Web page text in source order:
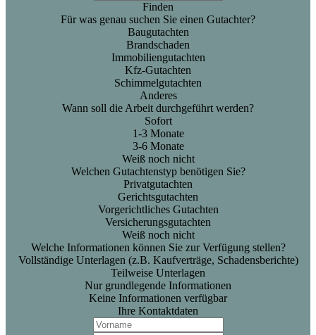
Finden
Für was genau suchen Sie einen Gutachter?
Baugutachten
Brandschaden
Immobiliengutachten
Kfz-Gutachten
Schimmelgutachten
Anderes
Wann soll die Arbeit durchgeführt werden?
Sofort
1-3 Monate
3-6 Monate
Weiß noch nicht
Welchen Gutachtenstyp benötigen Sie?
Privatgutachten
Gerichtsgutachten
Vorgerichtliches Gutachten
Versicherungsgutachten
Weiß noch nicht
Welche Informationen können Sie zur Verfügung stellen?
Vollständige Unterlagen (z.B. Kaufverträge, Schadensberichte)
Teilweise Unterlagen
Nur grundlegende Informationen
Keine Informationen verfügbar
Ihre Kontaktdaten